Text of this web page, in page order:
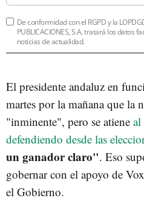
De conformidad con el RGPD y la
PUBLICACIONES, S.A. tratará los datos
noticias de actualidad.
El presidente andaluz en
martes por la mañana que la
"inminente", pero se atiene al
defendiendo desde las
un ganador claro". Eso
gobernar con el apoyo de
el Gobierno.